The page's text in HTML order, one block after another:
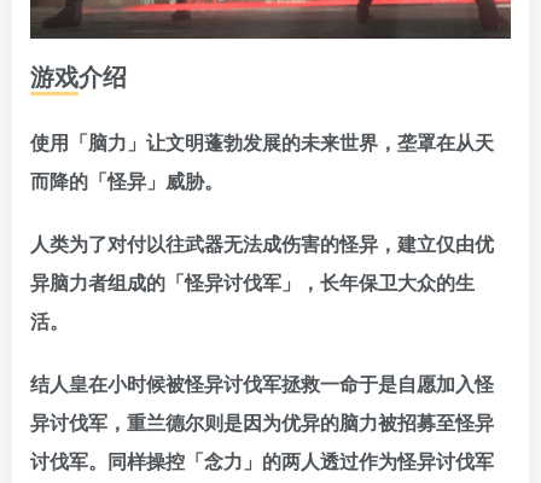
游戏介绍
使用「脑力」让文明蓬勃发展的未来世界，垄罩在从天
而降的「怪异」威胁。
人类为了对付以往武器无法成伤害的怪异，建立仅由优
异脑力者组成的「怪异讨伐军」，长年保卫大众的生
活。
结人皇在小时候被怪异讨伐军拯救一命于是自愿加入怪
异讨伐军，重兰德尔则是因为优异的脑力被招募至怪异
讨伐军。同样操控「念力」的两人透过作为怪异讨伐军